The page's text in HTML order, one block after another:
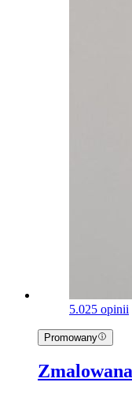
5.025 opinii
Promowany